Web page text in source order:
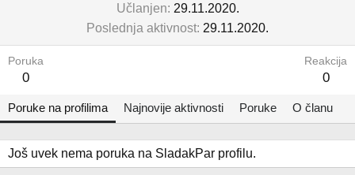
Učlanjen 29.11.2020.
Poslednja aktivnost 29.11.2020.
Poruka
0
Reakcija
0
Poruke na profilima Najnovije aktivnosti Poruke O članu
Još uvek nema poruka na SladakPar profilu.